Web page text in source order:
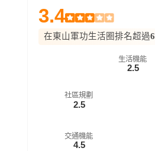
3.4
在東山軍功生活圈排名超過
生活機能
2.5
交通機能
4.5
社區規劃
2.5